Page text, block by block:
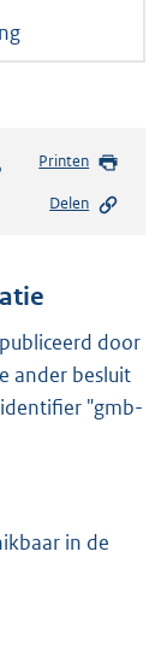
Printen
Delen
door
ander besluit
"gmb-
in de